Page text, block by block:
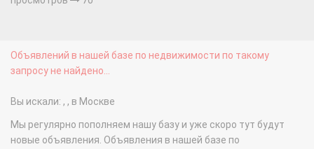
Объявлений в нашей базе по недвижимости по такому
запросу не найдено...
Вы искали: , , в Москве
Мы регулярно пополняем нашу базу и уже скоро тут будут
новые объявления. Объявления в нашей базе по